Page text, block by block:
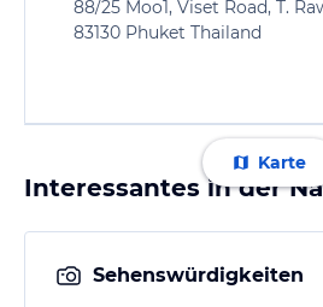
88/25 Moo1, Viset Road, T.
83130 Phuket Thailand
Karte
Interessantes in der
Sehenswürdigkeiten